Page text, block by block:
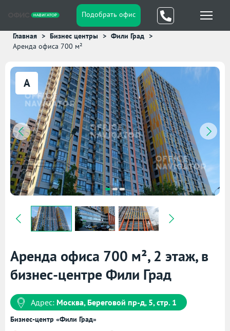
Подобрать офис
Главная Бизнес центры
Фили Град
Аренда офиса 700 м²
A
Аренда офиса 700 м², 2 этаж, в
бизнес-центре Фили Град
Адрес: Москва, Береговой пр-д, 5, стр. 1
Бизнес-центр «Фили Град»